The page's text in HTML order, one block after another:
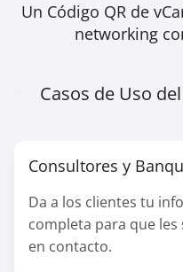
Un Código QR de
networking
Casos de Uso
Consultores y
Da a los clientes tu
completa para que
en contacto.